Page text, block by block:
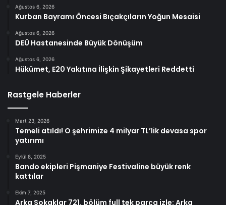
Ağustos 6, 2026
Kurban Bayramı Öncesi Bıçakçıların Yoğun Mesaisi
Ağustos 6, 2026
DEÜ Hastanesinde Büyük Dönüşüm
Ağustos 6, 2026
Hükümet, E20 Yakıtına İlişkin Şikayetleri Reddetti
Rastgele Haberler
Mart 23, 2026
Temeli atıldı! O şehrimize 4 milyar TL’lik devasa spor
yatırımı
Eylül 8, 2025
Bando ekipleri Pişmaniye Festivaline büyük renk
kattılar
Ekim 7, 2025
Arka Sokaklar 721. bölüm full tek parça izle: Arka